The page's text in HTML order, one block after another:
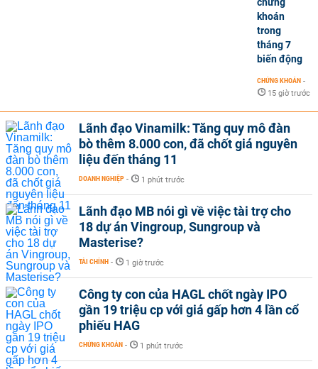
khoán
trong
tháng 7
biến động
CHỨNG KHOÁN -
15 giờ trước
Lãnh đạo Vinamilk: Tăng quy mô đàn
bò thêm 8.000 con, đã chốt giá nguyên
liệu đến tháng 11
DOANH NGHIỆP - 1 phút trước
Lãnh đạo MB nói gì về việc tài trợ cho
18 dự án Vingroup, Sungroup và
Masterise?
TÀI CHÍNH - 1 giờ trước
Công ty con của HAGL chốt ngày IPO
gần 19 triệu cp với giá gấp hơn 4 lần cổ
phiếu HAG
CHỨNG KHOÁN - 1 phút trước